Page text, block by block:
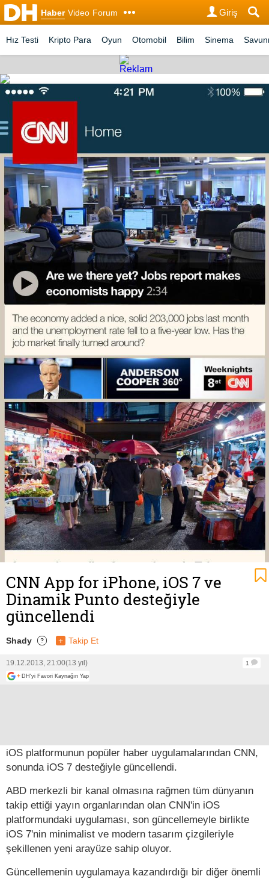
Haber Video Forum Giriş
Hız Testi Kripto Para Oyun Otomobil Bilim Sinema
CNN App for iPhone, iOS 7 ve
Dinamik Punto desteğiyle
güncellendi
Shady ? + Takip Et
19.12.2013, 21:00(13 yıl)
1
+ DH'yi Favori Kaynağın Yap
iOS platformunun popüler haber uygulamalarından CNN,
sonunda iOS 7 desteğiyle güncellendi.
ABD merkezli bir kanal olmasına rağmen tüm dünyanın
takip ettiği yayın organlarından olan CNN'in iOS
platformundaki uygulaması, son güncellemeyle birlikte
iOS 7'nin minimalist ve modern tasarım çizgileriyle
şekillenen yeni arayüze sahip oluyor.
Güncellemenin uygulamaya kazandırdığı bir diğer önemli